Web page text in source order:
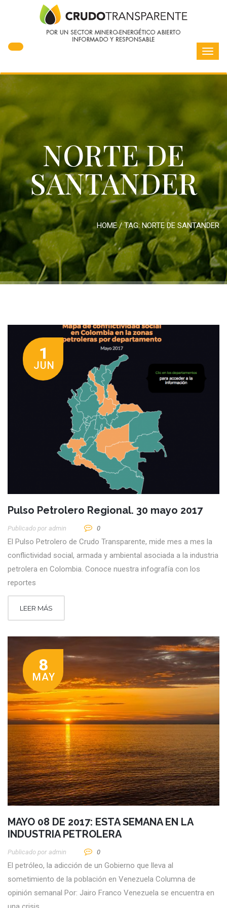
NORTE DE
SANTANDER
HOME/ TAG: NORTE DE SANTANDER
1
JUN
Pulso Petrolero Regional. 30 mayo 2017
Publicado por Admin 0
El Pulso Petrolero de Crudo Transparente, mide mes a mes la
conflictividad social, armada y ambiental asociada a la industria
petrolera en Colombia. Conoce nuestra infografía con los
reportes
LEER MÁS
8
MAY
MAYO 08 DE 2017: ESTA SEMANA EN LA
INDUSTRIA PETROLERA
Publicado por Admin 0
El petróleo, la adicción de un Gobierno que lleva al
sometimiento de la población en Venezuela Columna de
opinión semanal Por: Jairo Franco Venezuela se encuentra en